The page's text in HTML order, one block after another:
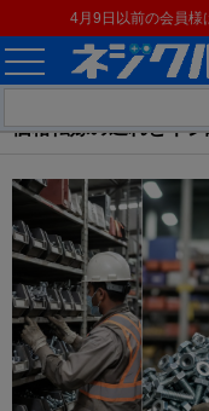
4月9日以前の会員様